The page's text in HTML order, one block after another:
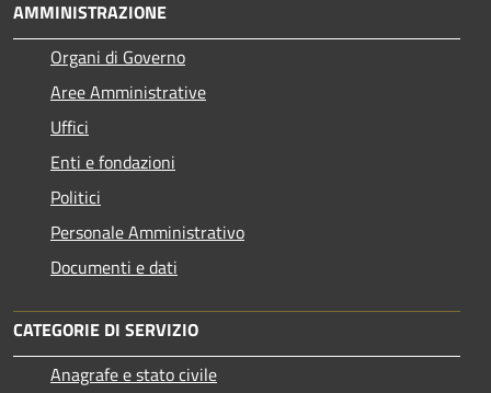
AMMINISTRAZIONE
Organi di Governo
Aree Amministrative
Uffici
Enti e fondazioni
Politici
Personale Amministrativo
Documenti e dati
CATEGORIE DI SERVIZIO
Anagrafe e stato civile